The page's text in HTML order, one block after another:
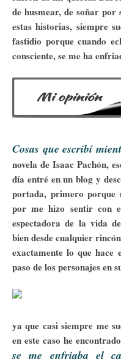
de husmear, de soñar por
estas historias, siempre
fastidio porque cuando
consciente, se me ha
Cosas que escribí
novela de Isaac Pachón,
día entré en un blog y
portada, primero porque
por me hizo sentir con
espectadora de la vida
bien desde cualquier
exactamente lo que hace
paso de los personajes en
ya que casi siempre me
en este caso he
se me enfriaba el